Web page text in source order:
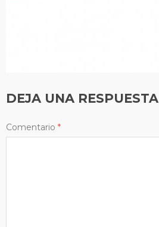
DEJA UNA RESPUESTA
Comentario *